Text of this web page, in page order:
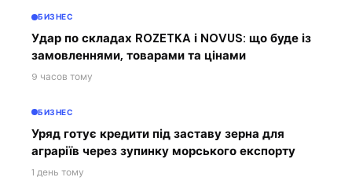
БИЗНЕС
Удар по складах ROZETKA і NOVUS: що буде із
замовленнями, товарами та цінами
9 часов тому
БИЗНЕС
Уряд готує кредити під заставу зерна для
аграріїв через зупинку морського експорту
1 день тому